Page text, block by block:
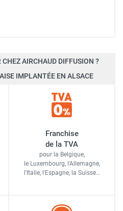
AIRCHAUD DIFFUSION ?
IMPLANTÉE EN ALSACE
Franchise
de la TVA
pour la Belgique,
le Luxembourg, l'Allemagne,
l'Italie, l'Espagne, la Suisse…